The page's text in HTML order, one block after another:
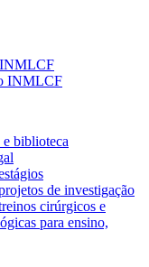
INMLCF
INMLCF
biblioteca
de investigação
cirúrgicos e
para ensino,